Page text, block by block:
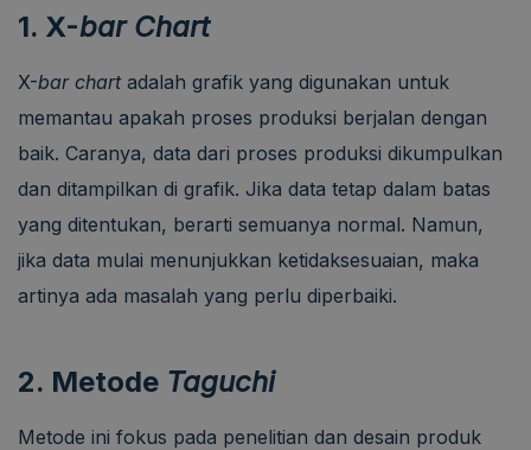
1. X-bar Chart
X-bar chartadalah grafik yang digunakan untuk
memantau apakah proses produksi berjalan dengan
baik. Caranya, data dari proses produksi dikumpulkan
dan ditampilkan di grafik. Jika data tetap dalam batas
yang ditentukan, berarti semuanya normal. Namun,
jika data mulai menunjukkan ketidaksesuaian, maka
artinya ada masalah yang perlu diperbaiki.
2. Metode Taguchi
Metode ini fokus pada penelitian dan desain produk